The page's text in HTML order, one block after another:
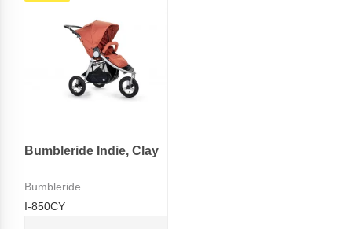
Bumbleride Indie, Clay
Bumbleride
I-850CY